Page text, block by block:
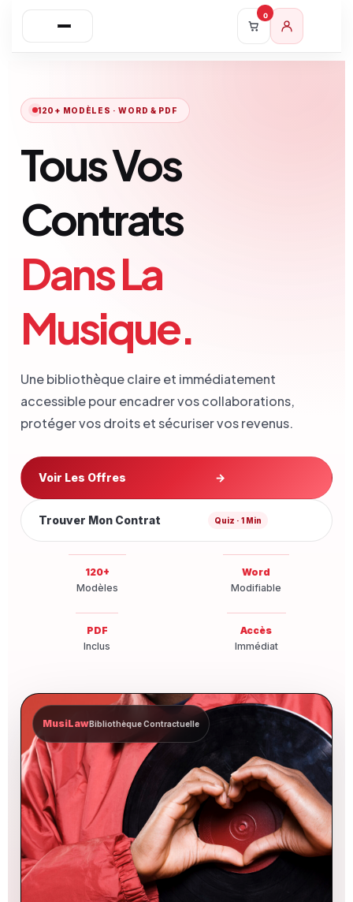
0
120+ MODÈLES · WORD & PDF
Tous Vos
Contrats
Dans La
Musique.
Une bibliothèque claire et immédiatement
accessible pour encadrer vos collaborations,
protéger vos droits et sécuriser vos revenus.
Voir Les Offres →
Trouver Mon Contrat Quiz · 1 Min
120+
Modèles
Word
Modifiable
PDF
Inclus
Accès
Immédiat
MusiLawBibliothèque Contractuelle